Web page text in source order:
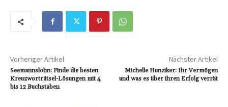
Vorheriger Artikel
Seemannslohn: Finde die besten
Kreuzworträtsel-Lösungen mit 4
bis 12 Buchstaben
Nächster Artikel
Michelle Hunziker: Ihr Vermögen
und was es über ihren Erfolg verrät